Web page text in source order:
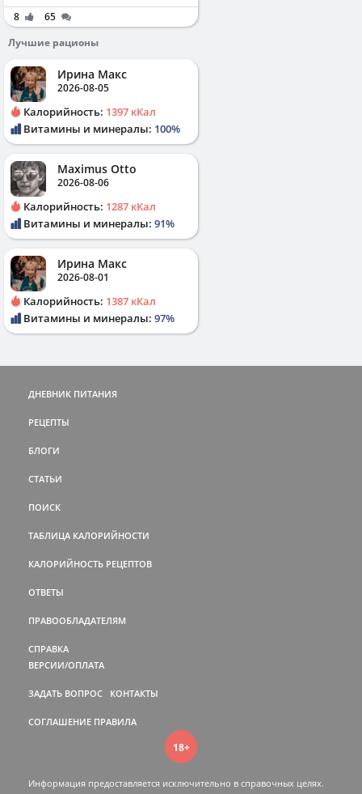
8
65
Лучшие рационы
Ирина Макс
2026-08-05
Калорийность: 1397 кКал
Витамины и минералы: 100%
Maximus Otto
2026-08-06
Калорийность: 1287 кКал
Витамины и минералы: 91%
Ирина Макс
2026-08-01
Калорийность: 1387 кКал
Витамины и минералы: 97%
ДНЕВНИК ПИТАНИЯ
РЕЦЕПТЫ
БЛОГИ
СТАТЬИ
ПОИСК
ТАБЛИЦА КАЛОРИЙНОСТИ
КАЛОРИЙНОСТЬ РЕЦЕПТОВ
ОТВЕТЫ
ПРАВООБЛАДАТЕЛЯМ
СПРАВКА
ВЕРСИИ/ОПЛАТА
ЗАДАТЬ ВОПРОС КОНТАКТЫ
СОГЛАШЕНИЕ ПРАВИЛА
18+
Информация предоставляется исключительно в справочных целях.